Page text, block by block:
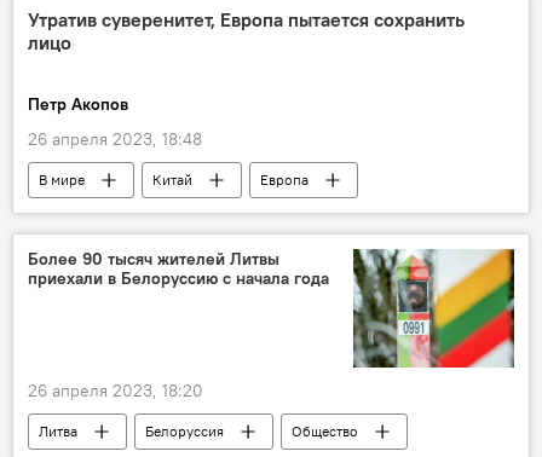
мигранты
Правительство Литвы
МВД
Утратив суверенитет, Европа пытается сохранить
лицо
Петр Акопов
26 апреля 2023, 18:48
В мире Китай
Европа
Евросоюз (ЕС)
НАТО
Жозеп Боррель
Россия Украина
Более 90 тысяч жителей Литвы
приехали в Белоруссию с начала года
26 апреля 2023, 18:20
Литва Белоруссия
Общество